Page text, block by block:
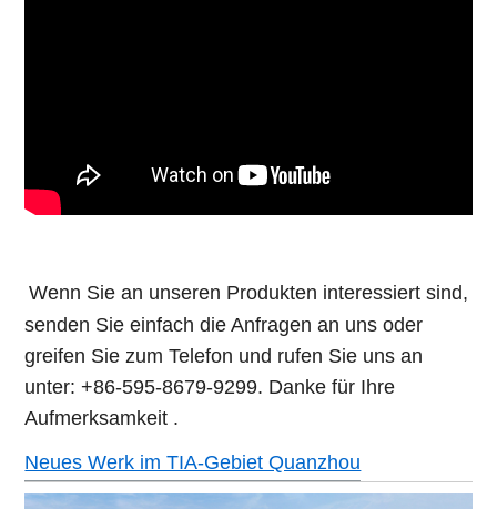
Wenn Sie an unseren Produkten interessiert sind,
senden Sie einfach die Anfragen an uns oder
greifen Sie zum Telefon und rufen Sie uns an
unter: +86-595-8679-9299. Danke für Ihre
Aufmerksamkeit .
Neues Werk im TIA-Gebiet Quanzhou